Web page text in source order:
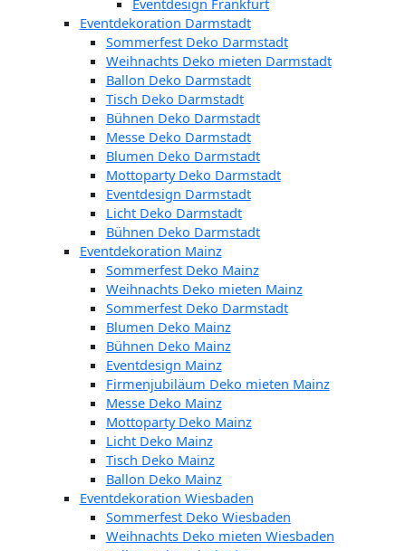
Eventdekoration Darmstadt
Sommerfest Deko Darmstadt
Weihnachts Deko mieten Darmstadt
Ballon Deko Darmstadt
Tisch Deko Darmstadt
Bühnen Deko Darmstadt
Messe Deko Darmstadt
Blumen Deko Darmstadt
Mottoparty Deko Darmstadt
Eventdesign Darmstadt
Licht Deko Darmstadt
Bühnen Deko Darmstadt
Eventdekoration Mainz
Sommerfest Deko Mainz
Weihnachts Deko mieten Mainz
Sommerfest Deko Darmstadt
Blumen Deko Mainz
Bühnen Deko Mainz
Eventdesign Mainz
Firmenjubiläum Deko mieten Mainz
Messe Deko Mainz
Mottoparty Deko Mainz
Licht Deko Mainz
Tisch Deko Mainz
Ballon Deko Mainz
Eventdekoration Wiesbaden
Sommerfest Deko Wiesbaden
Weihnachts Deko mieten Wiesbaden